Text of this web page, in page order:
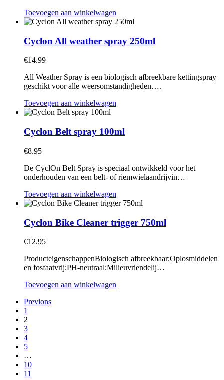
Toevoegen aan winkelwagen
Cyclon All weather spray 250ml
€14.99
All Weather Spray is een biologisch afbreekbare kettingspray
geschikt voor alle weersomstandigheden….
Toevoegen aan winkelwagen
Cyclon Belt spray 100ml
€8.95
De CyclOn Belt Spray is speciaal ontwikkeld voor het
onderhouden van een belt- of riemwielaandrijvin…
Toevoegen aan winkelwagen
Cyclon Bike Cleaner trigger 750ml
€12.95
ProducteigenschappenBiologisch afbreekbaar;Oplosmiddelen
en fosfaatvrij;PH-neutraal;Milieuvriendelij…
Toevoegen aan winkelwagen
Previons
1
2
3
4
5
…
10
11